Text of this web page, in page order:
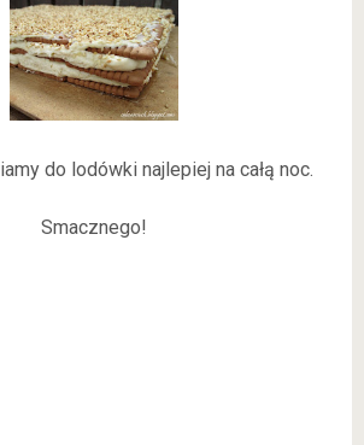
do lodówki najlepiej na całą noc.
Smacznego!